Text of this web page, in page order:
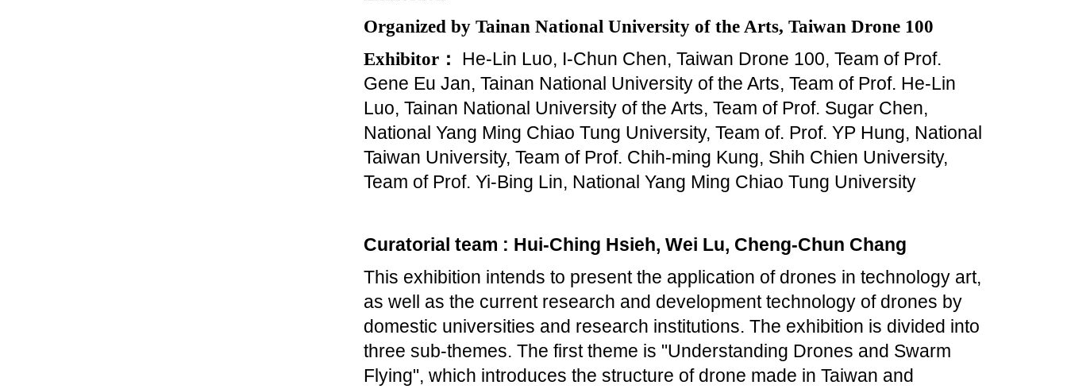
Organized by Tainan National University of the Arts, Taiwan Drone 100
Exhibitor：
He-Lin Luo, I-Chun Chen, Taiwan Drone 100, Team of Prof.
Gene Eu Jan, Tainan National University of the Arts, Team of Prof. He-Lin
Luo, Tainan National University of the Arts, Team of Prof. Sugar Chen,
National Yang Ming Chiao Tung University, Team of. Prof. YP Hung, National
Taiwan University, Team of Prof. Chih-ming Kung, Shih Chien University,
Team of Prof. Yi-Bing Lin, National Yang Ming Chiao Tung University
Curatorial team : Hui-Ching Hsieh, Wei Lu, Cheng-Chun Chang
This exhibition intends to present the application of drones in technology art,
as well as the current research and development technology of drones by
domestic universities and research institutions. The exhibition is divided into
three sub-themes. The first theme is "Understanding Drones and Swarm
Flying", which introduces the structure of drone made in Taiwan and